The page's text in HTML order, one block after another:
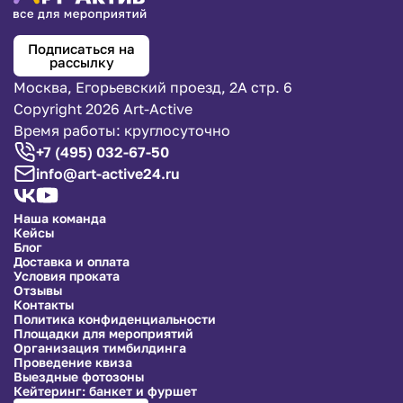
Подписаться на
рассылку
Москва, Егорьевский проезд, 2А стр. 6
Copyright 2026 Art-Active
Время работы: круглосуточно
+7 (495) 032-67-50
info@art-active24.ru
Наша команда
Кейсы
Блог
Доставка и оплата
Условия проката
Отзывы
Контакты
Политика конфиденциальности
Площадки для мероприятий
Организация тимбилдинга
Проведение квиза
Выездные фотозоны
Кейтеринг: банкет и фуршет